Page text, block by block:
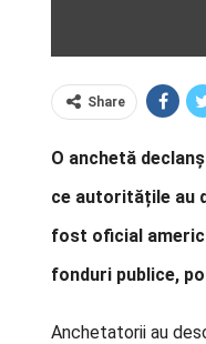
Share
O anchetă
ce autoritățile au
fost oficial
fonduri publice,
Anchetatorii au